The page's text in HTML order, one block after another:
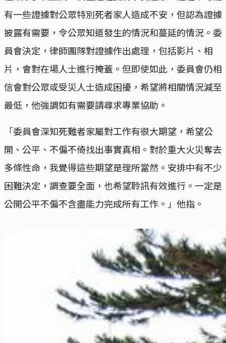
有一些證據對公眾特別死者家人造成不安，但認為證據
披露有需要，令公眾知道發生的情況和蔓延的情況。委
員會決定，律師團隊對證據作出處理，包括影片、相
片，會對在場人士進行掩蓋。但即使如此，委員會仍相
信會對公眾或受災人士造成困擾，希望將相關情況減至
最低，他強調如有需要請尋求專業協助。
「委員會深知死難者家屬對工作有很大期望，希望公
開、公平、不偏不倚找出事實真相。對於重大火災奪去
多條性命，我覺得這些期望是理所當然。安排中有不少
困難決定，調查要全面，也希望聆訊有效進行。一定是
公開公平不偏不含盡能力完成所有工作。」他指。